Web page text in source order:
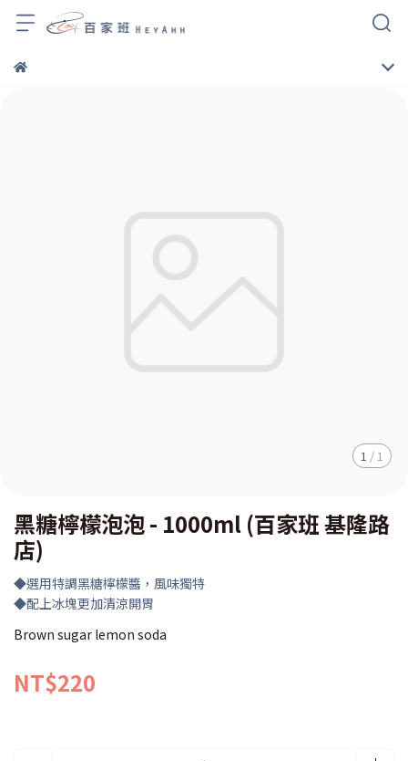
1 / 1
黑糖檸檬泡泡 - 1000ml (百家班 基隆路
店)
◆選用特調黑糖檸檬醬，風味獨特
◆配上冰塊更加清涼開胃
Brown sugar lemon soda
NT$220